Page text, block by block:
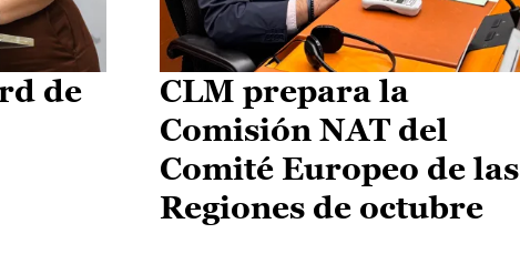
de
CLM prepara la
Comisión NAT del
Comité Europeo de las
Regiones de octubre